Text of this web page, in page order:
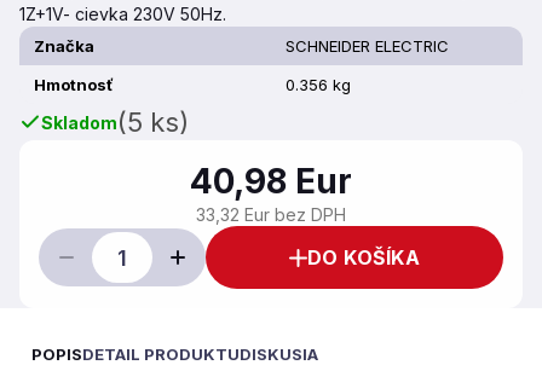
1Z+1V- cievka 230V 50Hz.
Značka
SCHNEIDER ELECTRIC
Hmotnosť
0.356 kg
Skladom(5 ks)
40,98 Eur
33,32 Eur bez DPH
DO KOŠÍKA
POPISDETAIL PRODUKTUDISKUSIA